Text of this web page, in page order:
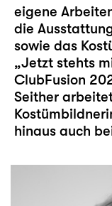
eigene
die
sowie das
„Jetzt stehts
ClubFusion
Seither
hinaus auch